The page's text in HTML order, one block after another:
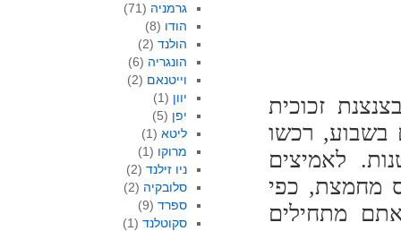
זכוכית
רכשו
לאמיצים
מחמצת, כפי
מתחילים
גרמניה (71)
הודו (8)
הולנד (2)
הונגריה (6)
וייטנאם (2)
יוון (1)
יפן (5)
ליטא (1)
מרוקו (1)
ניו זילנד (2)
סלובקיה (2)
ספרד (9)
סקוטלנד (1)